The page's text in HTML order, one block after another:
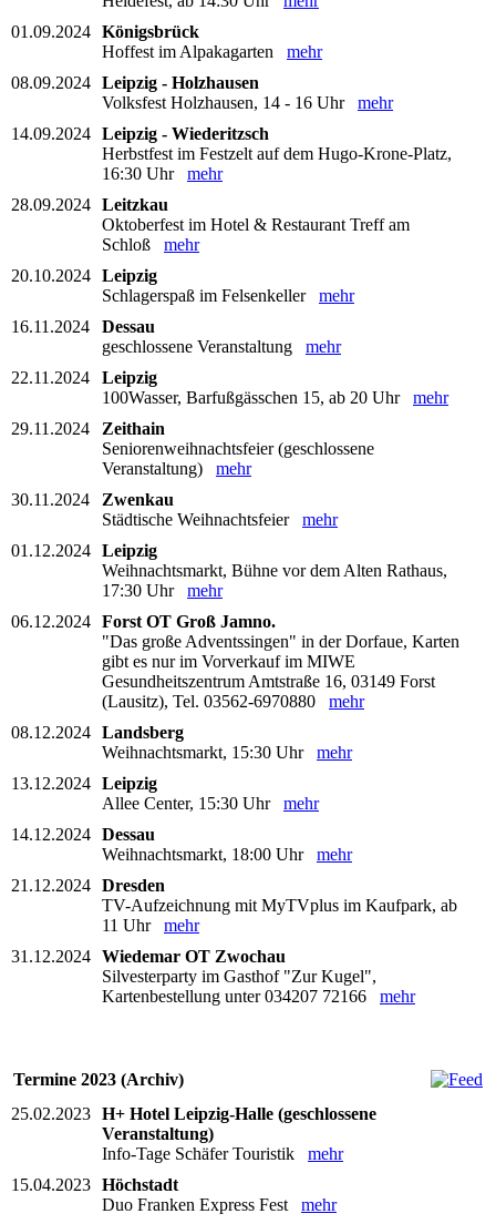
01.09.2024 Königsbrück
Hoffest im Alpakagarten mehr
08.09.2024 Leipzig - Holzhausen
Volksfest Holzhausen, 14 - 16 Uhr mehr
14.09.2024 Leipzig - Wiederitzsch
Herbstfest im Festzelt auf dem Hugo-Krone-Platz,
16:30 Uhr mehr
28.09.2024 Leitzkau
Oktoberfest im Hotel & Restaurant Treff am
Schloß mehr
20.10.2024 Leipzig
Schlagerspaß im Felsenkeller mehr
16.11.2024
Dessau
geschlossene Veranstaltung mehr
22.11.2024
Leipzig
100Wasser, Barfußgässchen 15, ab 20 Uhr mehr
29.11.2024
Zeithain
Seniorenweihnachtsfeier (geschlossene
Veranstaltung) mehr
30.11.2024
Zwenkau
Städtische Weihnachtsfeier mehr
01.12.2024 Leipzig
Weihnachtsmarkt, Bühne vor dem Alten Rathaus,
17:30 Uhr mehr
06.12.2024 Forst OT Groß Jamno.
"Das große Adventssingen" in der Dorfaue, Karten
gibt es nur im Vorverkauf im MIWE
Gesundheitszentrum Amtstraße 16, 03149 Forst
(Lausitz), Tel. 03562-6970880 mehr
08.12.2024 Landsberg
Weihnachtsmarkt, 15:30 Uhr mehr
13.12.2024 Leipzig
Allee Center, 15:30 Uhr mehr
14.12.2024 Dessau
Weihnachtsmarkt, 18:00 Uhr mehr
21.12.2024 Dresden
TV-Aufzeichnung mit MyTVplus im Kaufpark, ab
11 Uhr mehr
31.12.2024 Wiedemar OT Zwochau
Silvesterparty im Gasthof "Zur Kugel",
Kartenbestellung unter 034207 72166 mehr
Termine 2023 (Archiv)
25.02.2023 H+ Hotel Leipzig-Halle (geschlossene
Veranstaltung)
Info-Tage Schäfer Touristik mehr
15.04.2023 Höchstadt
Duo Franken Express Fest mehr